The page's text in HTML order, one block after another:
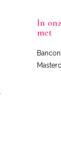
In
met